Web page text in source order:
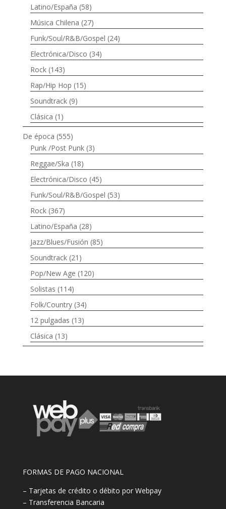
Latino/España (58)
Música Chilena (27)
Funk/Soul/R&B/Gospel (24)
Electrónica/Disco (34)
Rock (143)
Rap/Hip Hop (15)
Soundtrack (9)
Clásica (1)
De época (555)
Punk /Post Punk (3)
Reggae/Ska (18)
Electrónica/Disco (45)
Funk/Soul/R&B/Gospel (53)
Rock (367)
Latino/España (28)
Jazz/Blues/Fusión (85)
Soundtrack (21)
Pop/New Age (120)
Solistas (114)
Folk/Country (34)
12 pulgadas (13)
Clásica (13)
FORMAS DE PAGO NACIONAL
– Tarjetas de crédito o débito por Webpay
– Transferencia Bancaria